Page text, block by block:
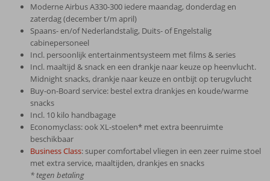
Moderne Airbus A330-300 iedere maandag, donderdag en
zaterdag (december t/m april)
Spaans- en/of Nederlandstalig, Duits- of Engelstalig
cabinepersoneel
Incl. persoonlijk entertainmentsysteem met films & series
Incl. maaltijd & snack en een drankje naar keuze op heenvlucht.
Midnight snacks, drankje naar keuze en ontbijt op terugvlucht
Buy-on-Board service: bestel extra drankjes en koude/warme
snacks
Incl. 10 kilo handbagage
Economyclass: ook XL-stoelen* met extra beenruimte
beschikbaar
Business Class: super comfortabel vliegen in een zeer ruime stoel
met extra service, maaltijden, drankjes en snacks
* tegen betaling